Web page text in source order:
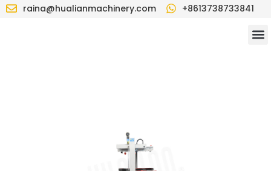
raina@hualianmachinery.com +8613738733841